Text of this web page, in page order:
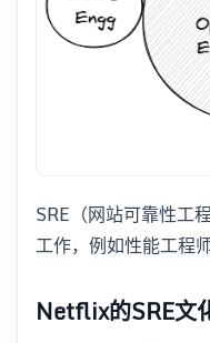
SRE（网站可靠性工
工作，例如性能工程
Netflix的SRE文